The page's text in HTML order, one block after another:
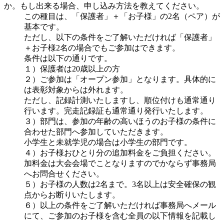
か。もし出来る場合、申し込み方法を教えてください。
この種目は、「保護者」＋「お子様」の2名（ペア）が
基本です。
ただし、以下の条件をご了解いただければ「保護者」
＋お子様2名の場合でもご参加はできます。
条件は以下の通りです。
１）保護者は20歳以上の方
２）ご参加は「オープン参加」となります。具体的に
は表彰対象からは外れます。
ただし、記録計測いたしますし、順位付けも通常通り
行います。完走記録証も通常通り発行いたします。
３）部門は、参加の年齢の高いほうのお子様の条件に
合わせた部門へ参加していただきます。
小学生と未就学児の場合は小学生の部門です。
４）お子様おひとり分の追加料金をご負担ください。
加料金は大会会場でことなりますのでかならず事務局
へお問合せください。
５）お子様の人数は2名まで。3名以上は安全確保の観
点からお断りいたします。
６）以上の条件をご了解いただければ事務局へメール
にて、ご参加のお子様を含む全員の以下情報を記載し